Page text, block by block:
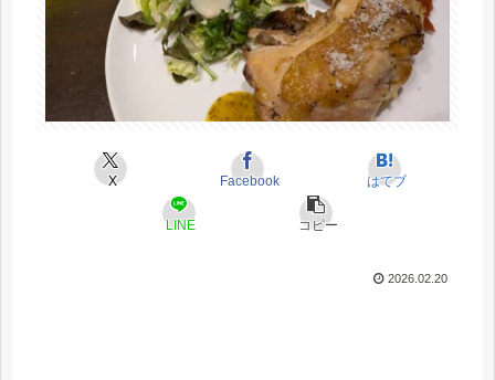
X Facebook はてブ
LINE コピー
2026.02.20